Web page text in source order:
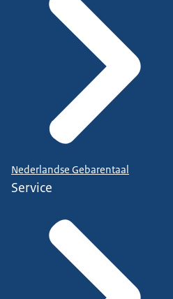
Nederlandse Gebarentaal
Service